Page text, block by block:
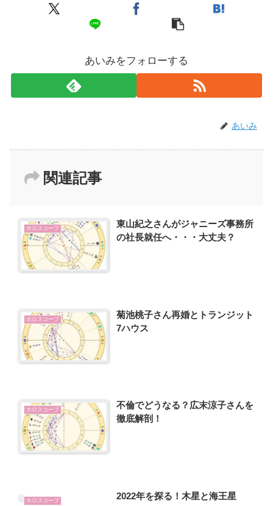
あいみをフォローする
あいみ
関連記事
ホロスコープ
東山紀之さんがジャニーズ事務所
の社長就任へ・・・大丈夫？
ホロスコープ
菊池桃子さん再婚とトランジット
7ハウス
ホロスコープ
不倫でどうなる？広末涼子さんを
徹底解剖！
ホロスコープ 2022年を探る！木星と海王星